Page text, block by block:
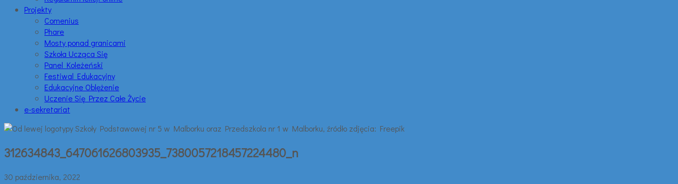
Projekty
Comenius
Phare
Mosty ponad granicami
Szkoła Ucząca Się
Panel Koleżeński
Festiwal Edukacyjny
Edukacyjne Oblężenie
Uczenie Się Przez Całe Życie
e-sekretariat
312634843_647061626803935_7380057218457224480_n
30 października, 2022